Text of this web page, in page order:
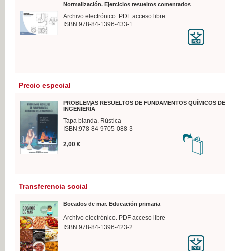
Normalización. Ejercicios resueltos comentados
Archivo electrónico. PDF acceso libre
ISBN:978-84-1396-433-1
Precio especial
PROBLEMAS RESUELTOS DE FUNDAMENTOS QUÍMICOS
INGENIERÍA
Tapa blanda. Rústica
ISBN:978-84-9705-088-3
2,00 €
Transferencia social
Bocados de mar. Educación primaria
Archivo electrónico. PDF acceso libre
ISBN:978-84-1396-423-2